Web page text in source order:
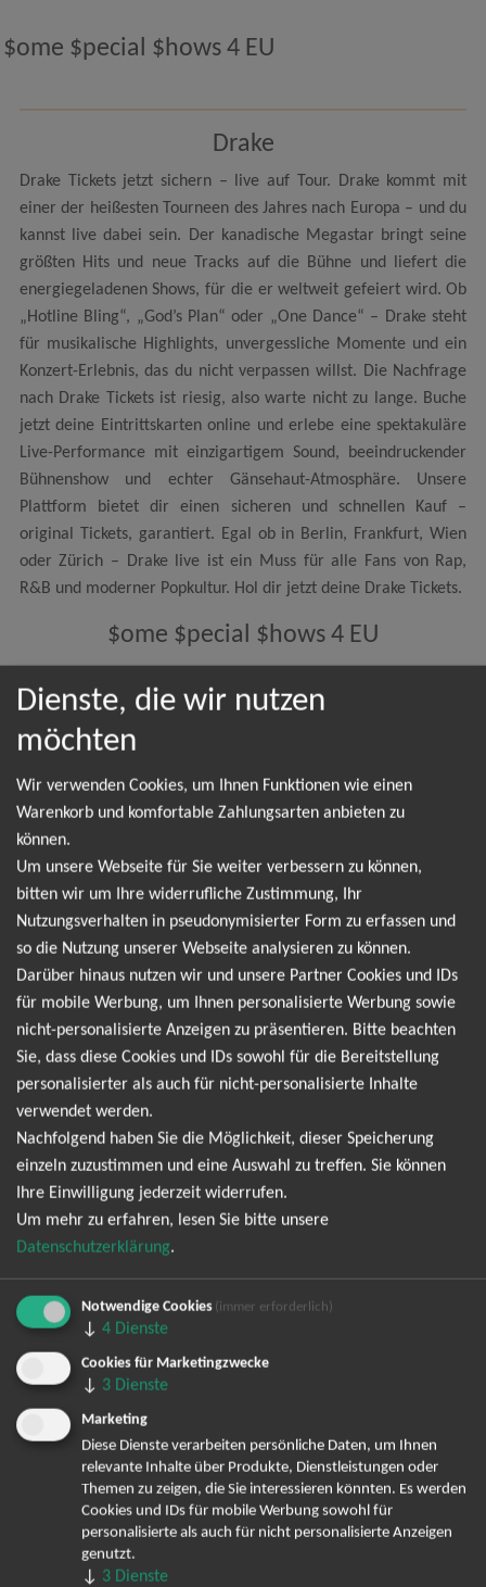
$ome $pecial $hows 4 EU
Drake
Drake Tickets jetzt sichern – live auf Tour. Drake kommt mit
einer der heißesten Tourneen des Jahres nach Europa – und du
kannst live dabei sein. Der kanadische Megastar bringt seine
größten Hits und neue Tracks auf die Bühne und liefert die
energiegeladenen Shows, für die er weltweit gefeiert wird. Ob
„Hotline Bling“, „God’s Plan“ oder „One Dance“ – Drake steht
für musikalische Highlights, unvergessliche Momente und ein
Konzert-Erlebnis, das du nicht verpassen willst. Die Nachfrage
nach Drake Tickets ist riesig, also warte nicht zu lange. Buche
jetzt deine Eintrittskarten online und erlebe eine spektakuläre
Live-Performance mit einzigartigem Sound, beeindruckender
Bühnenshow und echter Gänsehaut-Atmosphäre. Unsere
Plattform bietet dir einen sicheren und schnellen Kauf –
original Tickets, garantiert. Egal ob in Berlin, Frankfurt, Wien
oder Zürich – Drake live ist ein Muss für alle Fans von Rap,
R&B und moderner Popkultur. Hol dir jetzt deine Drake Tickets.
$ome $pecial $hows 4 EU
Leider gibt es aktuell von Drake keine Termine.
Wir informieren dich jedoch gerne direkt, sobald
es neue Termine gibt. Einfach hier für den Drake
Newsletter anmelden und keine Angebote und
Tourdaten mehr verpassen!
Ich möchte den regelmäßig erscheinenden Newsletter
abonnieren und bin daher mit einer Speicherung meiner E-
Mail-Adresse zum Zweck der Zustellung des Newsletters
entsprechend der
Newsletter kann ich jederzeit wieder abbestellen.
Bereits angemeldet? Hier können Sie sich abmelden ...
TOP-Events
André Rieu Tickets
David Garrett Tickets
Andrea Berg Tickets
Dienste, die wir nutzen
möchten
Wir verwenden Cookies, um Ihnen Funktionen wie einen
Warenkorb und komfortable Zahlungsarten anbieten zu
können.
Um unsere Webseite für Sie weiter verbessern zu können,
bitten wir um Ihre widerrufliche Zustimmung, Ihr
Nutzungsverhalten in pseudonymisierter Form zu erfassen und
so die Nutzung unserer Webseite analysieren zu können.
Darüber hinaus nutzen wir und unsere Partner Cookies und IDs
für mobile Werbung, um Ihnen personalisierte Werbung sowie
nicht-personalisierte Anzeigen zu präsentieren. Bitte beachten
Sie, dass diese Cookies und IDs sowohl für die Bereitstellung
personalisierter als auch für nicht-personalisierte Inhalte
verwendet werden.
Nachfolgend haben Sie die Möglichkeit, dieser Speicherung
einzeln zuzustimmen und eine Auswahl zu treffen. Sie können
Ihre Einwilligung jederzeit widerrufen.
Um mehr zu erfahren, lesen Sie bitte unsere
Datenschutzerklärung.
Notwendige Cookies (immer erforderlich)
↓ 4 Dienste
Cookies für Marketingzwecke
↓ 3 Dienste
Marketing
Diese Dienste verarbeiten persönliche Daten, um Ihnen
relevante Inhalte über Produkte, Dienstleistungen oder
Themen zu zeigen, die Sie interessieren könnten. Es werden
Cookies und IDs für mobile Werbung sowohl für
personalisierte als auch für nicht personalisierte Anzeigen
genutzt.
↓ 3 Dienste